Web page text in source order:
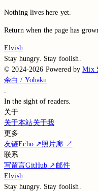
Nothing lives here yet.
Return when the page has
Elvish
Stay hungry. Stay foolish.
©2024-2026 Powered by Mix
余白 / Yohaku
.
In the sight ofreaders.
关于
关于本站关于我
更多
友链Echo↗ 照片廊 ↗
联系
写留言GitHub ↗ 邮件
Elvish
Stay hungry. Stay foolish.